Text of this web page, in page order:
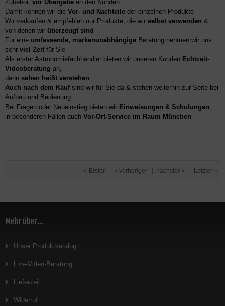
Zubehör, vor Übergabe an den Kunden
Damit kennen wir die Vor- und Nachteile der einzelnen Produkte
Wir verkaufen & empfehlen nur Produkte, die wir selbst verwenden &
von denen wir überzeugt sind
Für eine umfassende, markenunabhängige Beratung nehmen wir uns
sehr viel Zeit für Sie
Als erster Astronomiefachhändler bieten wir unseren Kunden Echtzeit-
Videoberatung an,
denn sehen heißt verstehen
Auch nach dem Kaufsind wir für Sie da & stehen weiterhin zur Seite bei
Aufbau und Bedienung
Bei Fragen oder Neueinstieg bieten wir Einweisungen & Schulungen,
in besonderen Fällen auch Vor-Ort-Service im Raum München
« Erster « vorheriger nächster » Letzter »
Mehr über...
Unser Produktkatalog
Live-Video-Beratung
Lieferzeit
Widerruf